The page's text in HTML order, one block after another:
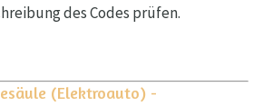
des Codes prüfen.
(Elektroauto) -